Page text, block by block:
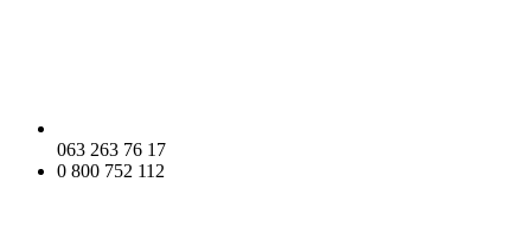
063 263 76 17
0 800 752 112